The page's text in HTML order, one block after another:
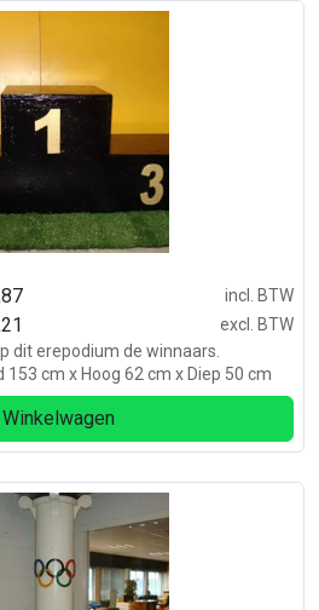
incl. BTW
excl. BTW
dit erepodium de winnaars.
cm x Hoog 62 cm x Diep 50 cm